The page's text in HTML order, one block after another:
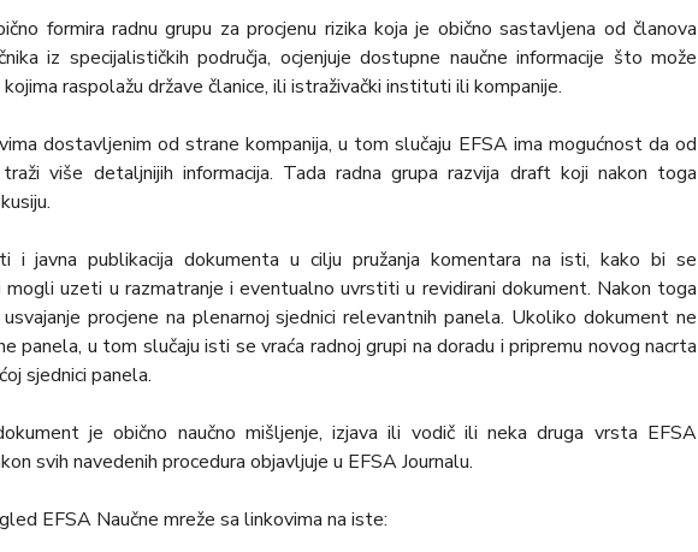
formira radnu grupu za procjenu rizika koja je obično sastavljena od članova
iz specijalističkih područja, ocjenjuje dostupne naučne informacije što može
raspolažu države članice, ili istraživački instituti ili kompanije.
dostavljenim od strane kompanija, u tom slučaju EFSA ima mogućnost da od
više detaljnijih informacija. Tada radna grupa razvija draft koji nakon toga
i javna publikacija dokumenta u cilju pružanja komentara na isti, kako bi se
uzeti u razmatranje i eventualno uvrstiti u revidirani dokument. Nakon toga
procjene na plenarnoj sjednici relevantnih panela. Ukoliko dokument ne
panela, u tom slučaju isti se vraća radnoj grupi na doradu i pripremu novog nacrta
sjednici panela.
je obično naučno mišljenje, izjava ili vodič ili neka druga vrsta EFSA
svih navedenih procedura objavljuje u EFSA Journalu.
EFSA Naučne mreže sa linkovima na iste: